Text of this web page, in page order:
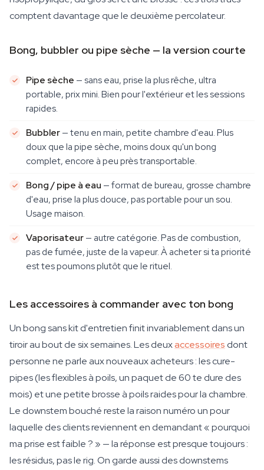
comptent davantage que le deuxième percolateur.
Bong, bubbler ou pipe sèche — la version courte
Pipe sèche — sans eau, prise la plus rêche, ultra
portable, prix mini. Bien pour l'extérieur et les sessions
rapides.
Bubbler— tenu en main, petite chambre d'eau. Plus
doux que la pipe sèche, moins doux qu'un bong
complet, encore à peu près transportable.
Bong / pipe à eau — format de bureau, grosse chambre
d'eau, prise la plus douce, pas portable pour un sou.
Usage maison.
Vaporisateur— autre catégorie. Pas de combustion,
pas de fumée, juste de la vapeur. À acheter si ta priorité
est tes poumons plutôt que le rituel.
Les accessoires à commander avec ton bong
Un bong sans kit d'entretien finit invariablement dans un
tiroir au bout de six semaines. Les deuxaccessoires dont
personne ne parle aux nouveaux acheteurs : les cure-
pipes (les flexibles à poils, un paquet de 60 te dure des
mois) et une petite brosse à poils raides pour la chambre.
Le downstem bouché reste la raison numéro un pour
laquelle des clients reviennent en demandant « pourquoi
ma prise est faible ? » — la réponse est presque toujours :
les résidus, pas le rig. On garde aussi des downstems